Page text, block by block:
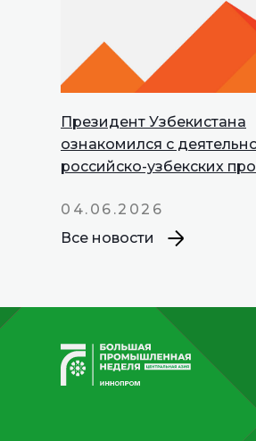
Президент Узбекистана
ознакомился с
российско-узбекских
04.06.2026
Все новости
Talks